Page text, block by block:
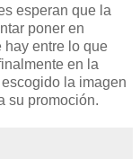
esperan que la
poner en
entre lo que
en la
la imagen
su promoción.